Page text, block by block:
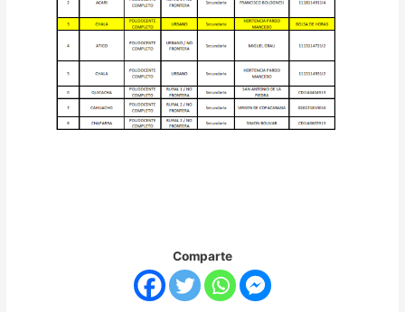
Comparte